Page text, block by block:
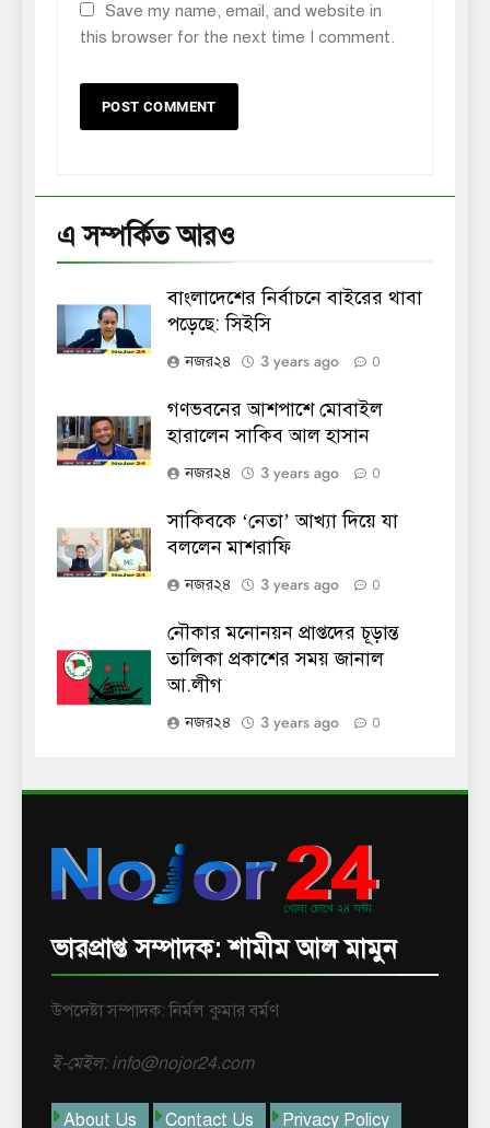
Save my name, email, and website in
this browser for the next time I comment.
এ সম্পর্কিত আরও
বাংলাদেশের নির্বাচনে বাইরের থাবা
পড়েছে: সিইসি
নজর২৪ 3 years ago 0
গণভবনের আশপাশে মোবাইল
হারালেন সাকিব আল হাসান
নজর২৪ 3 years ago 0
সাকিবকে ‘নেতা’ আখ্যা দিয়ে যা
বললেন মাশরাফি
নজর২৪ 3 years ago 0
নৌকার মনোনয়ন প্রাপ্তদের চূড়ান্ত
তালিকা প্রকাশের সময় জানাল
আ.লীগ
নজর২৪ 3 years ago 0
ভারপ্রাপ্ত সম্পাদক: শামীম আল মামুন
উপদেষ্টা সম্পাদক: নির্মল কুমার বর্মণ
ই-মেইল: info@nojor24.com
About Us Contact Us Privacy Policy